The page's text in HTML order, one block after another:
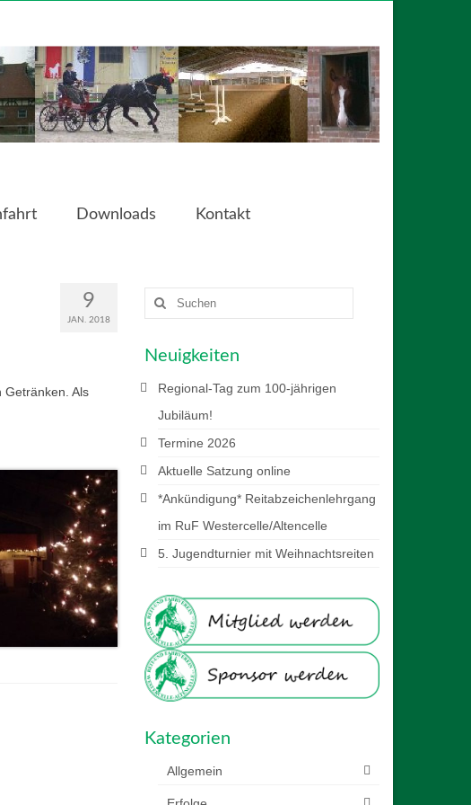
Downloads Kontakt
9
JAN. 2018
Getränken. Als
Suchen
nach:
Neuigkeiten
Regional-Tag zum 100-jährigen
Jubiläum!
Termine 2026
Aktuelle Satzung online
*Ankündigung* Reitabzeichenlehrgang
im RuF Westercelle/Altencelle
5. Jugendturnier mit Weihnachtsreiten
Kategorien
Allgemein